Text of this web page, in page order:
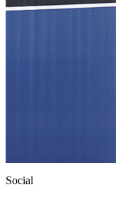
Social